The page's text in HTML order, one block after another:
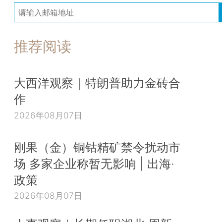
推荐阅读
大西洋观察｜特朗普助力金砖合
作
2026年08月07日
刚果（金）铜钴精矿禁令扰动市
场 多家企业称暂无影响 | 出海·
政策
2026年08月07日